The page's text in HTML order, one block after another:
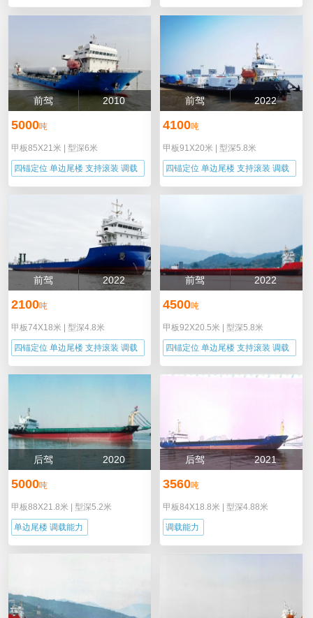
前驾 2010
5000吨
甲板85X21米 型深6米
四锚定位 单边尾楼 支持滚装 调载
前驾 2022
4100吨
甲板91X20米 型深5.8米
四锚定位 单边尾楼 支持滚装 调载
前驾 2022
2100吨
甲板74X18米 型深4.8米
四锚定位 单边尾楼 支持滚装 调载
前驾 2022
4500吨
甲板92X20.5米 型深5.8米
四锚定位 单边尾楼 支持滚装 调载
后驾 2020
5000吨
甲板88X21.8米 型深5.2米
单边尾楼 调载能力
后驾 2021
3560吨
甲板84X18.8米 型深4.88米
调载能力